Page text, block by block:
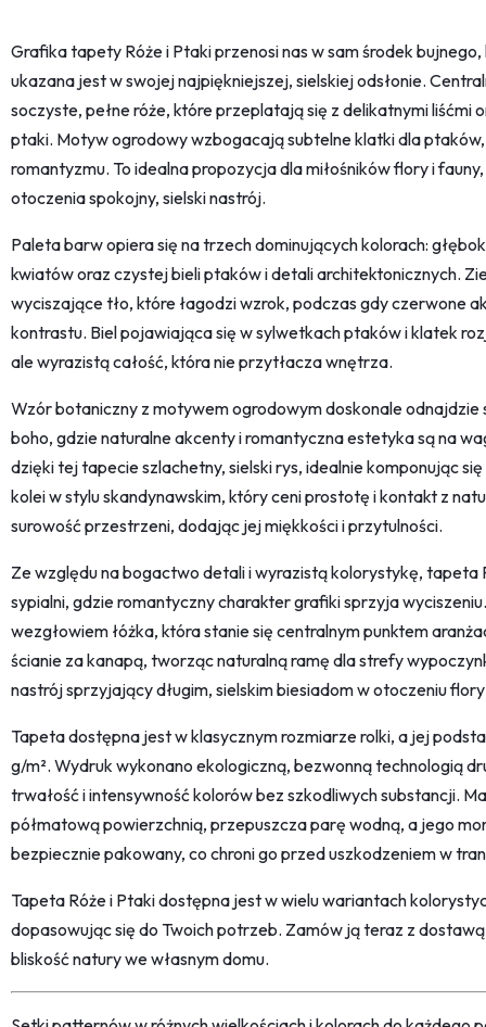
Grafika tapety Róże i Ptaki przenosi nas w sam środek
ukazana jest w swojej najpiękniejszej, sielskiej odsłonie.
soczyste, pełne róże, które przeplatają się z delikatnymi liśćmi
ptaki. Motyw ogrodowy wzbogacają subtelne klatki dla
romantyzmu. To idealna propozycja dla miłośników flory i
otoczenia spokojny, sielski nastrój.
Paleta barw opiera się na trzech dominujących kolorach:
kwiatów oraz czystej bieli ptaków i detali architektonicznych.
wyciszające tło, które łagodzi wzrok, podczas gdy czerwone
kontrastu. Biel pojawiająca się w sylwetkach ptaków i klatek
ale wyrazistą całość, która nie przytłacza wnętrza.
Wzór botaniczny z motywem ogrodowym doskonale
boho, gdzie naturalne akcenty i romantyczna estetyka są na
dzięki tej tapecie szlachetny, sielski rys, idealnie komponując
kolei w stylu skandynawskim, który ceni prostotę i kontakt z
surowość przestrzeni, dodając jej miękkości i przytulności.
Ze względu na bogactwo detali i wyrazistą kolorystykę, tapeta
sypialni, gdzie romantyczny charakter grafiki sprzyja
wezgłowiem łóżka, która stanie się centralnym punktem
ścianie za kanapą, tworząc naturalną ramę dla strefy
nastrój sprzyjający długim, sielskim biesiadom w otoczeniu
Tapeta dostępna jest w klasycznym rozmiarze rolki, a jej
g/m². Wydruk wykonano ekologiczną, bezwonną technologią
trwałość i intensywność kolorów bez szkodliwych substancji.
półmatową powierzchnią, przepuszcza parę wodną, a jego
bezpiecznie pakowany, co chroni go przed uszkodzeniem w
Tapeta Róże i Ptaki dostępna jest w wielu wariantach
dopasowując się do Twoich potrzeb. Zamów ją teraz z
bliskość natury we własnym domu.